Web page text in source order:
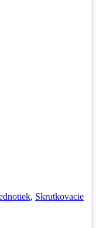
, Skrutkovacie